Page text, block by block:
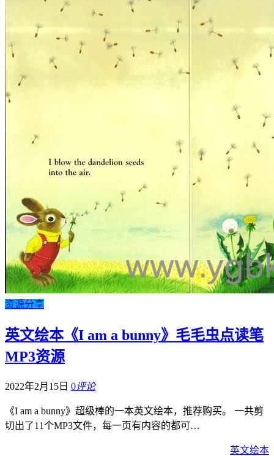
资源分享
英文绘本《I am a bunny》毛毛虫点读笔
MP3资源
2022年2月15日 0评论
《I am a bunny》超级棒的一本英文绘本，推荐购买。 一共剪
切出了11个MP3文件，每一页有内容的都可…
英文绘本